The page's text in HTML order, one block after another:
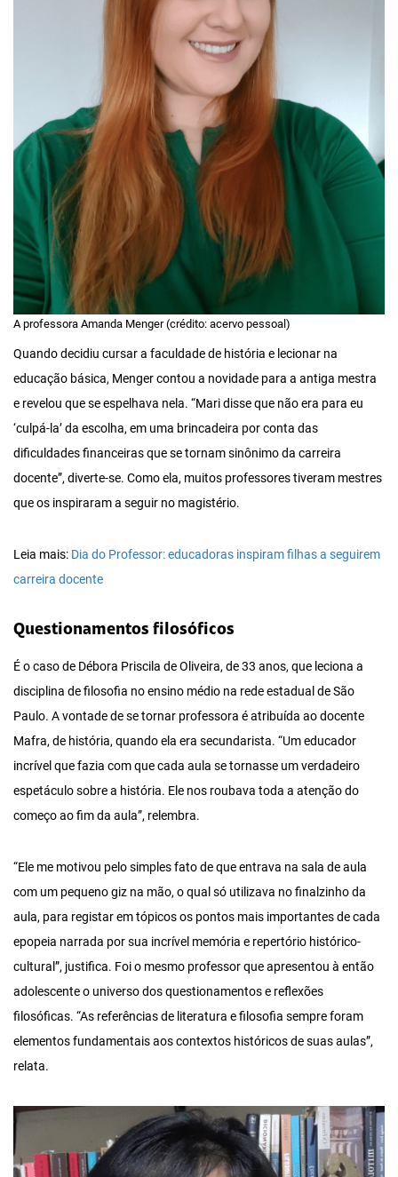
A professora Amanda Menger (crédito: acervo pessoal)
Quando decidiu cursar a faculdade de história e lecionar na
educação básica, Menger contou a novidade para a antiga mestra
e revelou que se espelhava nela. “Mari disse que não era para eu
‘culpá-la’ da escolha, em uma brincadeira por conta das
dificuldades financeiras que se tornam sinônimo da carreira
docente”, diverte-se. Como ela, muitos professores tiveram mestres
que os inspiraram a seguir no magistério.
Leia mais: Dia do Professor: educadoras inspiram filhas a seguirem
carreira docente
Questionamentos filosóficos
É o caso de Débora Priscila de Oliveira, de 33 anos, que leciona a
disciplina de filosofia no ensino médio na rede estadual de São
Paulo. A vontade de se tornar professora é atribuída ao docente
Mafra, de história, quando ela era secundarista. “Um educador
incrível que fazia com que cada aula se tornasse um verdadeiro
espetáculo sobre a história. Ele nos roubava toda a atenção do
começo ao fim da aula”, relembra.
“Ele me motivou pelo simples fato de que entrava na sala de aula
com um pequeno giz na mão, o qual só utilizava no finalzinho da
aula, para registar em tópicos os pontos mais importantes de cada
epopeia narrada por sua incrível memória e repertório histórico-
cultural”, justifica. Foi o mesmo professor que apresentou à então
adolescente o universo dos questionamentos e reflexões
filosóficas. “As referências de literatura e filosofia sempre foram
elementos fundamentais aos contextos históricos de suas aulas”,
relata.